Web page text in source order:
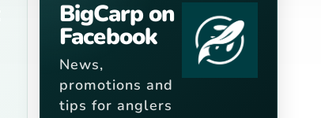
BigCarp on
Facebook
News,
promotions and
tips for anglers